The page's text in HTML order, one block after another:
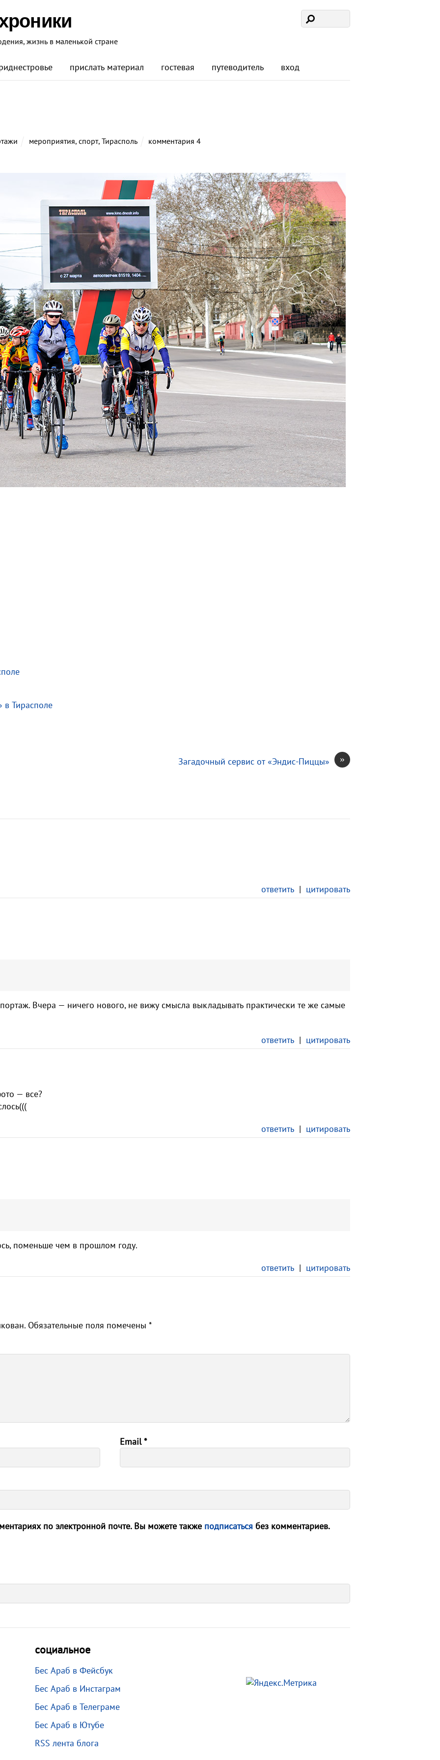
жизнь в маленькой стране
прислать материал гостевая путеводитель вход
мероприятия, спорт, Тирасполь комментария 4
Тирасполе
»
Загадочный сервис от «Эндис-Пиццы»
ответить | цитировать
Вчера — ничего нового, не вижу смысла выкладывать практически те же самые
ответить | цитировать
— все?
ответить | цитировать
поменьше чем в прошлом году.
ответить | цитировать
Обязательные поля помечены *
Email*
по электронной почте. Вы можете также подписаться без комментариев.
социальное
Бес Араб в Фейсбук
Бес Араб в Инстаграм
Бес Араб в Телеграме
Бес Араб в Ютубе
RSS лента блога